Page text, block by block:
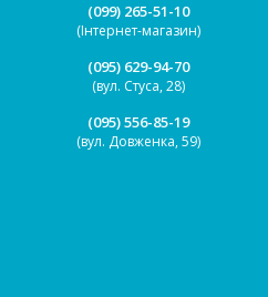
(099) 265-51-10
(Інтернет-магазин)
(095) 629-94-70
(вул. Стуса, 28)
(095) 556-85-19
(вул. Довженка, 59)